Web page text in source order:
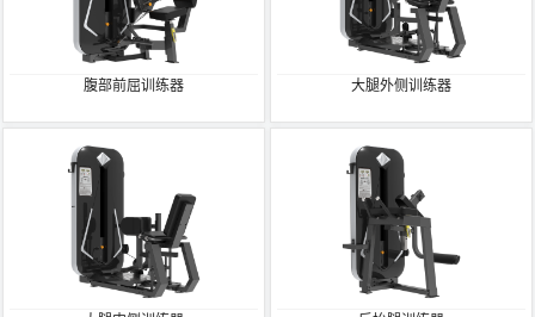
腹部前屈训练器 大腿外侧训练器